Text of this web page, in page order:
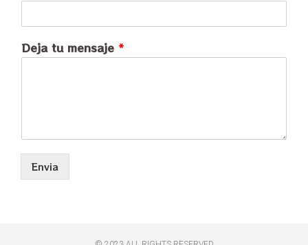
Deja tu mensaje *
Envia